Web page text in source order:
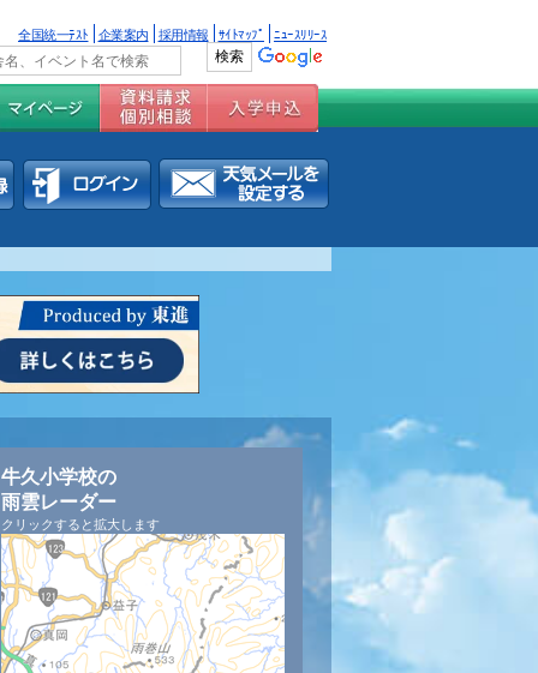
全国統一ﾃｽﾄ 企業案内 採用情報 ｻｲﾄﾏｯﾌﾟ ﾆｭｰｽﾘﾘｰｽ
牛久小学校の
雨雲レーダー
クリックすると拡大します